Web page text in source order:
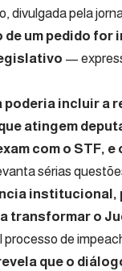
divulgada pela
um pedido for
—
poderia incluir a
atingem
com o STF,
sérias
institucional,
transformar o
processo de
que o